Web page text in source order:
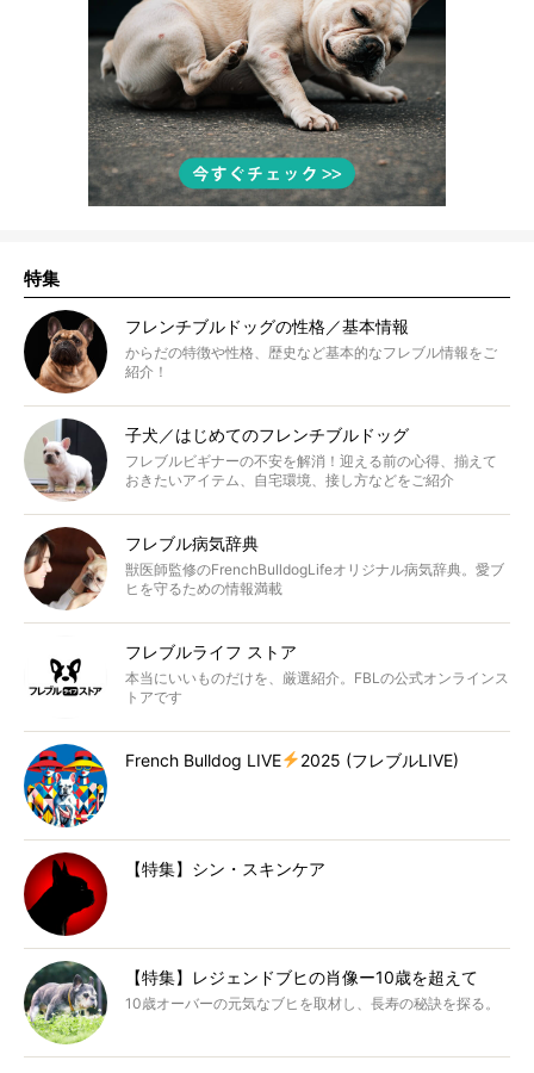
特集
フレンチブルドッグの性格／基本情報
からだの特徴や性格、歴史など基本的なフレブル情報をご
紹介！
子犬／はじめてのフレンチブルドッグ
フレブルビギナーの不安を解消！迎える前の心得、揃えて
おきたいアイテム、自宅環境、接し方などをご紹介
フレブル病気辞典
獣医師監修のFrenchBulldogLifeオリジナル病気辞典。愛ブ
ヒを守るための情報満載
フレブルライフ ストア
本当にいいものだけを、厳選紹介。FBLの公式オンラインス
トアです
French Bulldog LIVE 2025 (フレブルLIVE)
【特集】シン・スキンケア
【特集】レジェンドブヒの肖像ー10歳を超えて
10歳オーバーの元気なブヒを取材し、長寿の秘訣を探る。